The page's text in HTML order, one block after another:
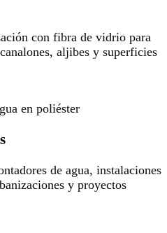
con fibra de vidrio para
aljibes y superficies
en poliéster
de agua, instalaciones
y proyectos